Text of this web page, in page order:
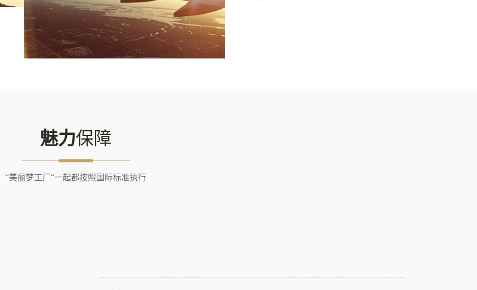
魅力保障
“美丽梦工厂“一起都按照国际标准执行